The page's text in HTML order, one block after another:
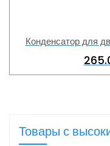
Конденсатор для
Товары с